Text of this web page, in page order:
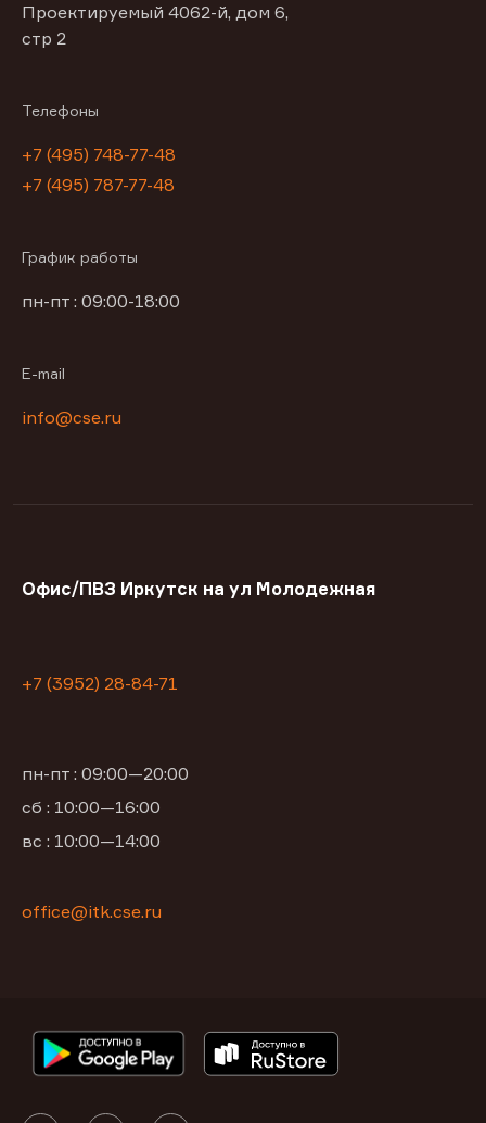
Проектируемый 4062-й, дом 6,
стр 2
Телефоны
+7 (495) 748-77-48
+7 (495) 787-77-48
График работы
пн-пт : 09:00-18:00
E-mail
info@cse.ru
Офис/ПВЗ Иркутск на ул Молодежная
+7 (3952) 28-84-71
пн-пт : 09:00—20:00
сб : 10:00—16:00
вс : 10:00—14:00
office@itk.cse.ru